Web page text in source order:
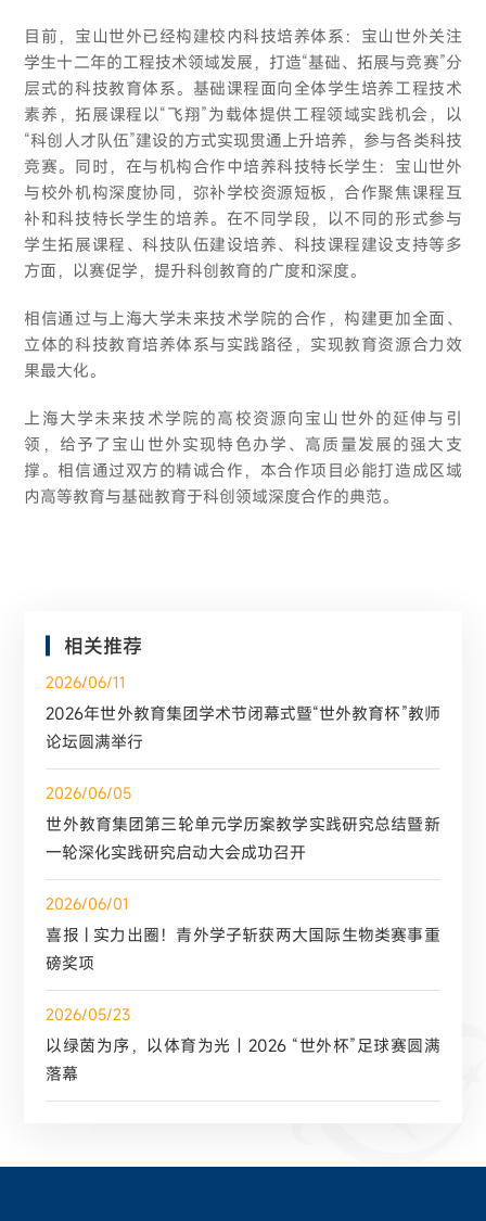
目前，宝山世外已经构建校内科技培养体系：宝山世外关注
学生十二年的工程技术领域发展，打造“基础、拓展与竞赛”分
层式的科技教育体系。基础课程面向全体学生培养工程技术
素养，拓展课程以“飞翔”为载体提供工程领域实践机会，以
“科创人才队伍”建设的方式实现贯通上升培养，参与各类科技
竞赛。同时，在与机构合作中培养科技特长学生：宝山世外
与校外机构深度协同，弥补学校资源短板，合作聚焦课程互
补和科技特长学生的培养。在不同学段，以不同的形式参与
学生拓展课程、科技队伍建设培养、科技课程建设支持等多
方面，以赛促学，提升科创教育的广度和深度。
相信通过与上海大学未来技术学院的合作，构建更加全面、
立体的科技教育培养体系与实践路径，实现教育资源合力效
果最大化。
上海大学未来技术学院的高校资源向宝山世外的延伸与引
领，给予了宝山世外实现特色办学、高质量发展的强大支
撑。相信通过双方的精诚合作，本合作项目必能打造成区域
内高等教育与基础教育于科创领域深度合作的典范。
相关推荐
2026/06/11
2026年世外教育集团学术节闭幕式暨“世外教育杯”教师
论坛圆满举行
2026/06/05
世外教育集团第三轮单元学历案教学实践研究总结暨新
一轮深化实践研究启动大会成功召开
2026/06/01
喜报 | 实力出圈！青外学子斩获两大国际生物类赛事重
磅奖项
2026/05/23
以绿茵为序，以体育为光｜2026 “世外杯”足球赛圆满
落幕